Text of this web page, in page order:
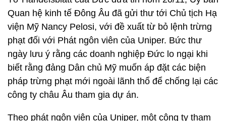
Quan hệ kinh tế Đông Âu đã gửi thư tới Chủ tịch Hạ
viện Mỹ Nancy Pelosi, với đề xuất từ ​​bỏ lệnh trừng
phạt đối với Phát ngôn viên của Uniper. Bức thư
ngày lưu ý rằng các doanh nghiệp Đức lo ngại khi
biết rằng đảng Dân chủ Mỹ muốn áp đặt các biện
pháp trừng phạt mới ngoài lãnh thổ để chống lại các
công ty châu Âu tham gia dự án.
Theo phát ngôn viên của Uniper, một công ty tham